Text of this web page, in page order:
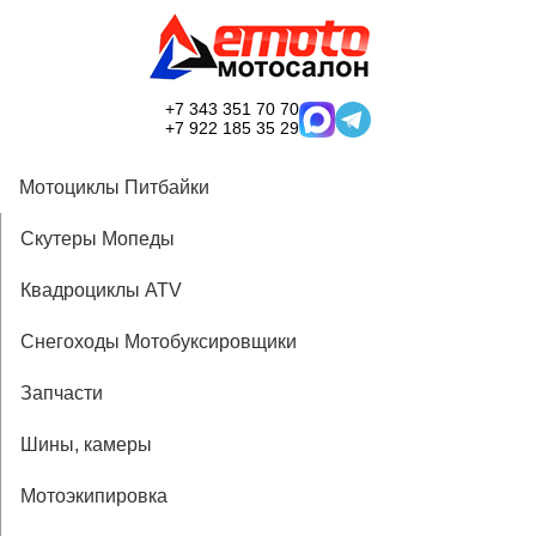
+7 343 351 70 70
+7 922 185 35 29
Мотоциклы Питбайки
Скутеры Мопеды
Квадроциклы ATV
Снегоходы Мотобуксировщики
Запчасти
Шины, камеры
Мотоэкипировка